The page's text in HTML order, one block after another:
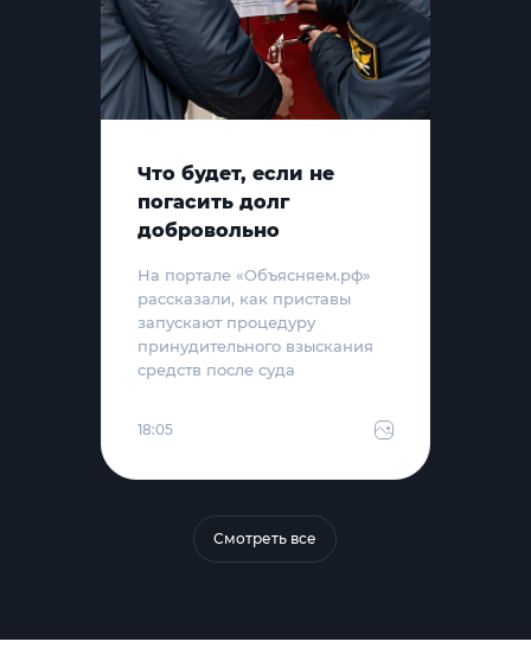
Что будет, если не
погасить долг
добровольно
На портале «Объясняем.рф»
рассказали, как приставы
запускают процедуру
принудительного взыскания
средств после суда
18:05
Смотреть все